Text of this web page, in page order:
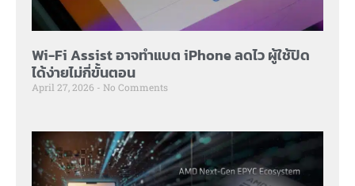
Wi-Fi Assist อาจทำแบต iPhone ลดไว ผู้ใช้ปิด
ได้ง่ายไม่กี่ขั้นตอน
April 27, 2026 No Comments